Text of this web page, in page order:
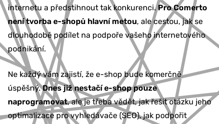
internetu a předstihnout tak konkurenci.Pro Comerto
není tvorba e-shopů hlavní metou, ale cestou, jak se
dlouhodobě podílet na podpoře vašeho internetového
podnikání.
Ne každý vám zajistí, že e-shop bude komerčně
úspěšný.Dnes již nestačí e-shop pouze
naprogramovat, ale je třeba vědět, jak řešit otázku jeho
optimalizace pro vyhledávače (SEO), jak podpořit